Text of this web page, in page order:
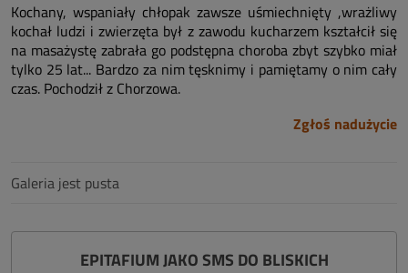
Kochany, wspaniały chłopak zawsze uśmiechnięty ,wrażliwy
kochał ludzi i zwierzęta był z zawodu kucharzem kształcił się
na masażystę zabrała go podstępna choroba zbyt szybko miał
tylko 25 lat... Bardzo za nim tęsknimy i pamiętamy o nim cały
czas. Pochodził z Chorzowa.
Zgłoś nadużycie
Galeria jest pusta
EPITAFIUM JAKO SMS DO BLISKICH